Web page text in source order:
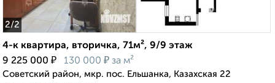
2/2
4-к квартира, вторичка, 71м², 9/9 этаж
9 225 000 ₽ 130 000 ₽ за м²
Советский район, мкр. пос. Ельшанка, Казахская 22